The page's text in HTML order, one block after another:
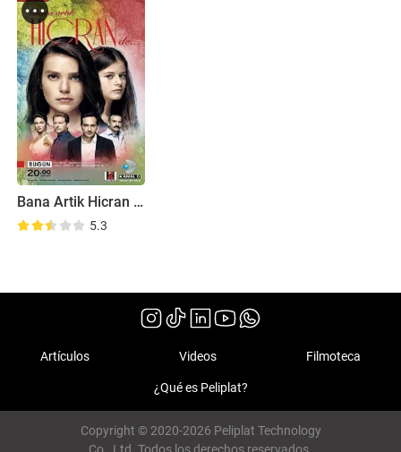
Bana Artik Hicran De
5.3
Artículos Videos Filmoteca
¿Qué es Peliplat?
Copyright © 2020-2026 Peliplat Technology
Co., Ltd. Todos los derechos reservados.